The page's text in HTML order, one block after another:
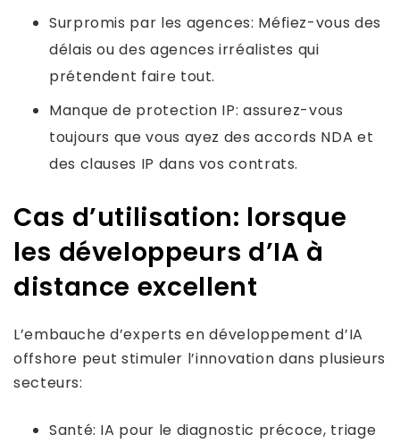
Surpromis par les agences: Méfiez-vous des
délais ou des agences irréalistes qui
prétendent faire tout.
Manque de protection IP: assurez-vous
toujours que vous ayez des accords NDA et
des clauses IP dans vos contrats.
Cas d’utilisation: lorsque
les développeurs d’IA à
distance excellent
L’embauche d’experts en développement d’IA
offshore peut stimuler l’innovation dans plusieurs
secteurs:
Santé: IA pour le diagnostic précoce, triage